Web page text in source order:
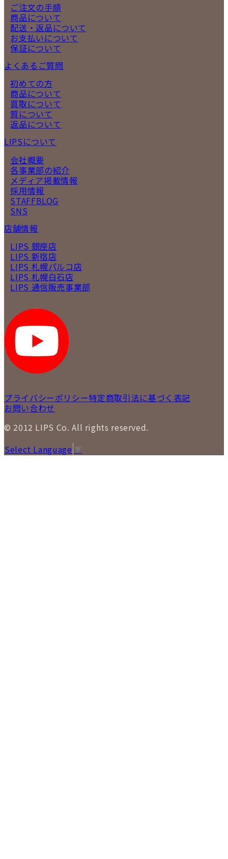
ご注文の手順
商品について
配送・返品について
お支払いについて
保証について
よくあるご質問
初めての方
商品について
買取について
質について
返品について
LIPSについて
会社概要
各事業部の紹介
メディア掲載情報
採用情報
STAFFBLOG
SNS
店舗情報
LIPS 銀座店
LIPS 新宿店
LIPS 札幌パルコ店
LIPS 札幌白石店
LIPS 通信販売事業部
プライバシーポリシー特定商取引法に基づく表記
お問い合わせ
© 2012 LIPS Co. All rights reserved.
Select Language ▼